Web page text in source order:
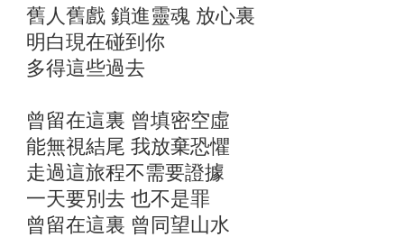
舊人舊戲 鎖進靈魂 放心裏
明白現在碰到你
多得這些過去
曾留在這裏 曾填密空虛
能無視結尾 我放棄恐懼
走過這旅程不需要證據
一天要別去 也不是罪
曾留在這裏 曾同望山水